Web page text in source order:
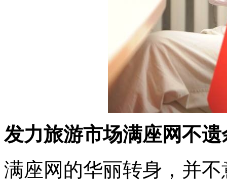
发力旅游市场满座网不遗
满座网的华丽转身，并